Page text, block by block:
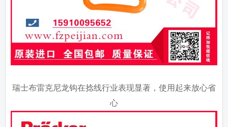
瑞士布雷克尼龙钩在捻线行业表现显著，使用起来放心省
心